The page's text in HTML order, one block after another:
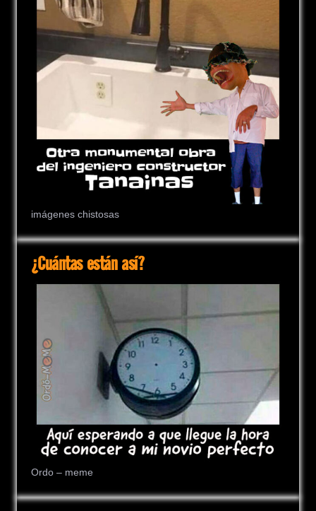
imágenes chistosas
¿Cuántas están así?
Ordo – meme